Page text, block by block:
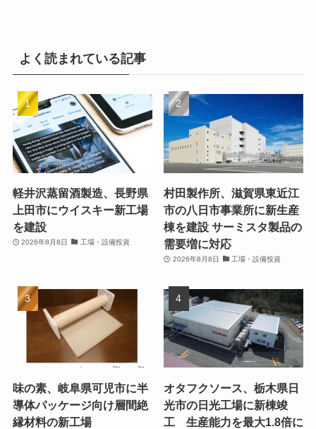
よく読まれている記事
軽井沢蒸留酒製造、長野県
上田市にウイスキー新工場
を建設
2026年8月8日 工場・設備投資
村田製作所、滋賀県東近江
市の八日市事業所に新生産
棟を建設 サーミスタ製品の
需要増に対応
2026年8月8日 工場・設備投資
味の素、岐阜県可児市に半
導体パッケージ向け層間絶
縁材料の新工場
オタフクソース、栃木県日
光市の日光工場に新棟竣
工 生産能力を最大1.8倍に